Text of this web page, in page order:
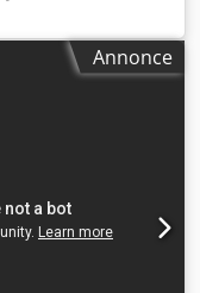
kW Régimes
900 x 1200 mm
Annonce